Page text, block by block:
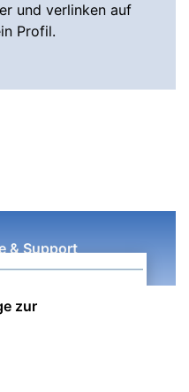
und verlinken auf
Profil.
& Support
zur